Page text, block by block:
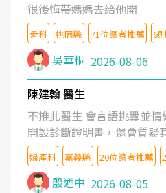
很後悔帶媽媽去給他開
骨科 桃園縣 71位讀者推薦 6
吳華桐 2026-08-06
陳建翰 醫生
不推此醫生 會言語挑釁並
開設診斷證明書，還會質疑
婦產科 嘉義縣 20位讀者推薦
殷迺中 2026-08-05